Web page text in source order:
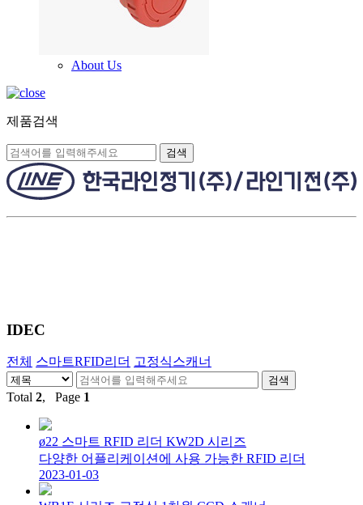
About Us
제품검색
검색
IDEC
전체 스마트RFID리더 고정식스캐너
Total 2, Page 1
ø22 스마트 RFID 리더 KW2D 시리즈
다양한 어플리케이션에 사용 가능한 RFID 리더
2023-01-03